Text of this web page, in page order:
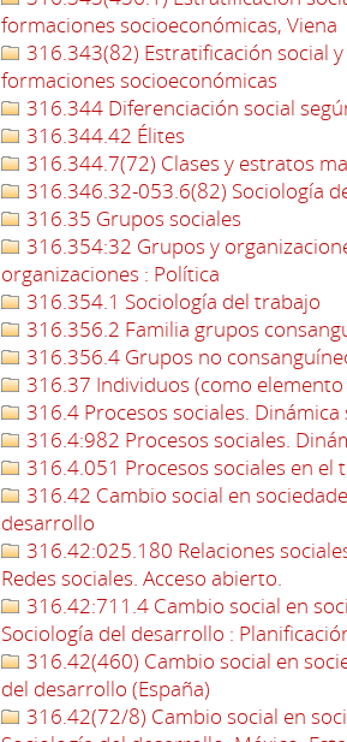
formaciones socioeconómicas, Viena
316.343(82) Estratificación social
formaciones socioeconómicas
316.344 Diferenciación social
316.344.42 Élites
316.344.7(72) Clases y estratos
316.346.32-053.6(82) Sociología
316.35 Grupos sociales
316.354:32 Grupos y
organizaciones : Política
316.354.1 Sociología del trabajo
316.356.2 Familia grupos
316.356.4 Grupos no
316.37 Individuos (como
316.4 Procesos sociales. Dinámica
316.4:982 Procesos sociales.
316.4.051 Procesos sociales en el
316.42 Cambio social en
desarrollo
316.42:025.180 Relaciones
Redes sociales. Acceso abierto.
316.42:711.4 Cambio social en
Sociología del desarrollo :
316.42(460) Cambio social en
del desarrollo (España)
316.42(72/8) Cambio social en